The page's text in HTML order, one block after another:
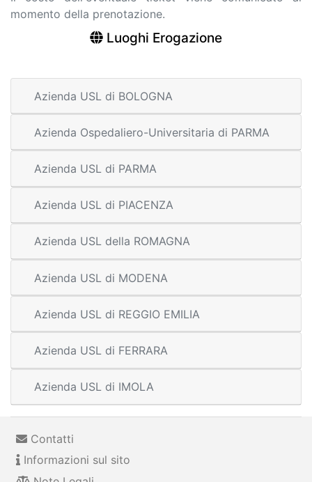
momento della prenotazione.
Luoghi Erogazione
Azienda USL di BOLOGNA
Azienda Ospedaliero-Universitaria di PARMA
Azienda USL di PARMA
Azienda USL di PIACENZA
Azienda USL della ROMAGNA
Azienda USL di MODENA
Azienda USL di REGGIO EMILIA
Azienda USL di FERRARA
Azienda USL di IMOLA
Contatti
Informazioni sul sito